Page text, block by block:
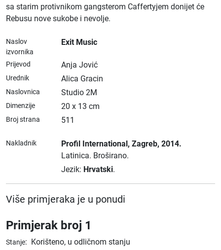
sa starim protivnikom gangsterom Caffertyjem donijet će
Rebusu nove sukobe i nevolje.
Naslov
izvornika
Exit Music
Prijevod Anja Jović
Urednik Alica Gracin
Naslovnica Studio 2M
Dimenzije 20 x 13 cm
Broj strana 511
Nakladnik Profil International, Zagreb, 2014.
Latinica. Broširano.
Jezik: Hrvatski.
Više primjeraka je u ponudi
Primjerak broj 1
Stanje: Korišteno, u odličnom stanju